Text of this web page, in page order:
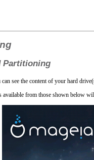
Partitioning
can see the content of your hard
available from those shown below